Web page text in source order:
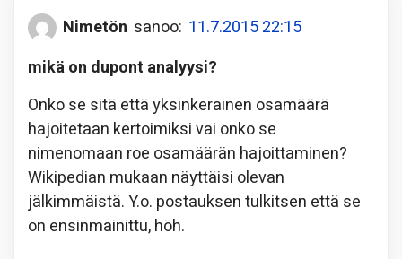
Nimetön sanoo: 11.7.2015 22:15
mikä on dupont analyysi?
Onko se sitä että yksinkerainen osamäärä
hajoitetaan kertoimiksi vai onko se
nimenomaan roe osamäärän hajoittaminen?
Wikipedian mukaan näyttäisi olevan
jälkimmäistä. Y.o. postauksen tulkitsen että se
on ensinmainittu, höh.